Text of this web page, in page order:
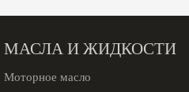
МАСЛА И ЖИДКОСТИ
Моторное масло